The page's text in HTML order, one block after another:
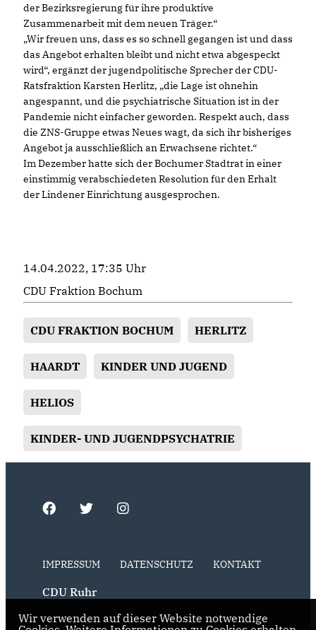
der Bezirksregierung für ihre produktive
Zusammenarbeit mit dem neuen Träger.“
Wir freuen uns, dass es so schnell gegangen ist und dass
das Angebot erhalten bleibt und nicht etwa abgespeckt
wird“, ergänzt der jugendpolitische Sprecher der CDU-
Ratsfraktion Karsten Herlitz, „die Lage ist ohnehin
angespannt, und die psychiatrische Situation ist in der
Pandemie nicht einfacher geworden. Respekt auch, dass
die ZNS-Gruppe etwas Neues wagt, da sich ihr bisheriges
Angebot ja ausschließlich an Erwachsene richtet.“
Im Dezember hatte sich der Bochumer Stadtrat in einer
einstimmig verabschiedeten Resolution für den Erhalt
der Lindener Einrichtung ausgesprochen.
14.04.2022, 17:35 Uhr
CDU Fraktion Bochum
CDU FRAKTION BOCHUM HERLITZ
HAARDT KINDER UND JUGEND
HELIOS
KINDER- UND JUGENDPSYCHATRIE
IMPRESSUM DATENSCHUTZ KONTAKT
CDU Ruhr
CDU NRW
Wir verwenden auf dieser Website notwendige